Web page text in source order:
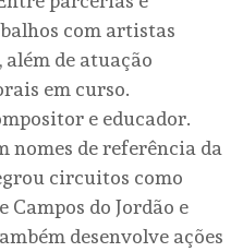
com artistas
de atuação
em curso.
e educador.
nomes de referência da
circuitos como
Campos do Jordão e
desenvolve ações